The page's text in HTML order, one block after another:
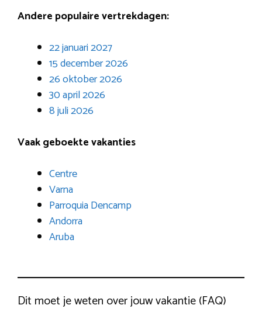
Andere populaire vertrekdagen:
22 januari 2027
15 december 2026
26 oktober 2026
30 april 2026
8 juli 2026
Vaak geboekte vakanties
Centre
Varna
Parroquia Dencamp
Andorra
Aruba
Dit moet je weten over jouw vakantie (FAQ)